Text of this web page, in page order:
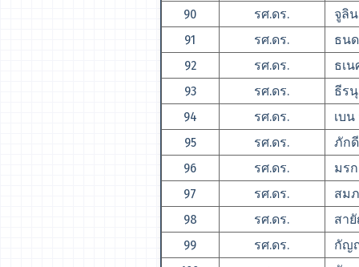
90 รศ.ดร.
จูลิ
91
รศ.ดร.
ธน
92
รศ.ดร.
ธเ
93
รศ.ดร.
ธีร
94
รศ.ดร.
เบน
95
รศ.ดร.
ภัก
96
รศ.ดร.
มร
97
รศ.ดร.
สม
98
รศ.ดร.
สา
99
รศ.ดร.
กัญ